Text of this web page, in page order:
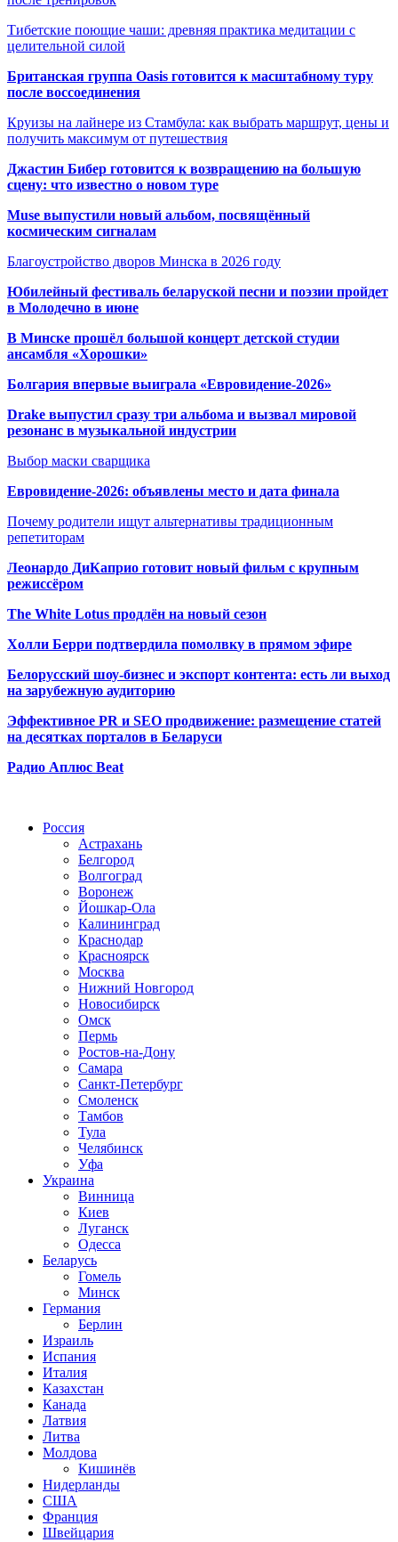
Тибетские поющие чаши: древняя практика медитации с
целительной силой
Британская группа Oasis готовится к масштабному туру
после воссоединения
Круизы на лайнере из Стамбула: как выбрать маршрут, цены и
получить максимум от путешествия
Джастин Бибер готовится к возвращению на большую
сцену: что известно о новом туре
Muse выпустили новый альбом, посвящённый
космическим сигналам
Благоустройство дворов Минска в 2026 году
Юбилейный фестиваль беларуской песни и поэзии пройдет
в Молодечно в июне
В Минске прошёл большой концерт детской студии
ансамбля «Хорошки»
Болгария впервые выиграла «Евровидение-2026»
Drake выпустил сразу три альбома и вызвал мировой
резонанс в музыкальной индустрии
Выбор маски сварщика
Евровидение-2026: объявлены место и дата финала
Почему родители ищут альтернативы традиционным
репетиторам
Леонардо ДиКаприо готовит новый фильм с крупным
режиссёром
The White Lotus продлён на новый сезон
Холли Берри подтвердила помолвку в прямом эфире
Белорусский шоу-бизнес и экспорт контента: есть ли выход
на зарубежную аудиторию
Эффективное PR и SEO продвижение: размещение статей
на десятках порталов в Беларуси
Радио Аплюс Beat
Россия
Астрахань
Белгород
Волгоград
Воронеж
Йошкар-Ола
Калининград
Краснодар
Красноярск
Москва
Нижний Новгород
Новосибирск
Омск
Пермь
Ростов-на-Дону
Самара
Санкт-Петербург
Смоленск
Тамбов
Тула
Челябинск
Уфа
Украина
Винница
Киев
Луганск
Одесса
Беларусь
Гомель
Минск
Германия
Берлин
Израиль
Испания
Италия
Казахстан
Канада
Латвия
Литва
Молдова
Кишинёв
Нидерланды
США
Франция
Швейцария